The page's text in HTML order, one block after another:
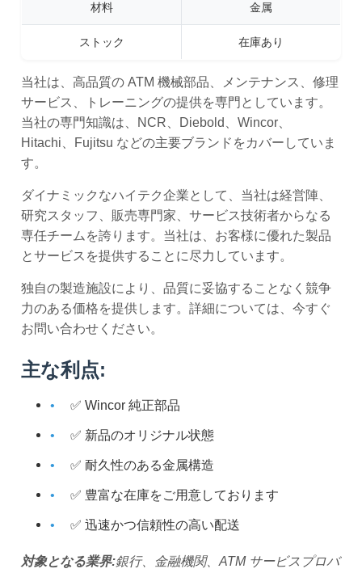
材料 金属
ストック 在庫あり
当社は、高品質の ATM 機械部品、メンテナンス、修理
サービス、トレーニングの提供を専門としています。
当社の専門知識は、NCR、Diebold、Wincor、
Hitachi、Fujitsu などの主要ブランドをカバーしていま
す。
ダイナミックなハイテク企業として、当社は経営陣、
研究スタッフ、販売専門家、サービス技術者からなる
専任チームを誇ります。当社は、お客様に優れた製品
とサービスを提供することに尽力しています。
独自の製造施設により、品質に妥協することなく競争
力のある価格を提供します。詳細については、今すぐ
お問い合わせください。
主な利点:
✅ Wincor 純正部品
✅ 新品のオリジナル状態
✅ 耐久性のある金属構造
✅ 豊富な在庫をご用意しております
✅ 迅速かつ信頼性の高い配送
対象となる業界:銀行、金融機関、ATM サービスプロバ